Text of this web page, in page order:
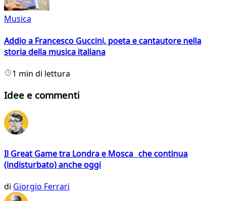
Musica
Addio a Francesco Guccini, poeta e cantautore nella
storia della musica italiana
1 min di lettura
Idee e commenti
Il Great Game tra Londra e Mosca che continua
(indisturbato) anche oggi
di Giorgio Ferrari